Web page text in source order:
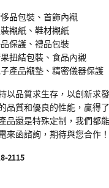
侈品包裝、首飾內襯
裝襯紙、鞋材襯紙
品保護、禮品包裝
果扭結包裝、食品內襯
子產品襯墊、精密儀器保護
以品質求生存，以創新求
品質和優良的性能，贏得
品還是特殊定制，我們都
來函諮詢，期待與您合作！
2115